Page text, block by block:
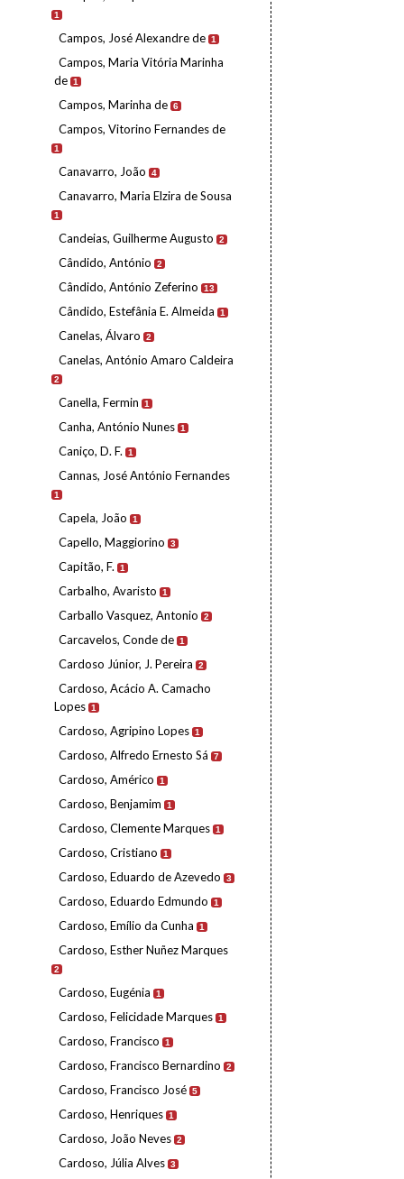
1
Campos, José Alexandre de 1
Campos, Maria Vitória Marinha
de 1
Campos, Marinha de 6
Campos, Vitorino Fernandes de
1
Canavarro, João 4
Canavarro, Maria Elzira de Sousa
1
Candeias, Guilherme Augusto 2
Cândido, António 2
Cândido, António Zeferino 13
Cândido, Estefânia E. Almeida 1
Canelas, Álvaro 2
Canelas, António Amaro Caldeira
2
Canella, Fermin 1
Canha, António Nunes 1
Caniço, D. F. 1
Cannas, José António Fernandes
1
Capela, João 1
Capello, Maggiorino 3
Capitão, F. 1
Carbalho, Avaristo 1
Carballo Vasquez, Antonio 2
Carcavelos, Conde de 1
Cardoso Júnior, J. Pereira 2
Cardoso, Acácio A. Camacho
Lopes 1
Cardoso, Agripino Lopes 1
Cardoso, Alfredo Ernesto Sá 7
Cardoso, Américo 1
Cardoso, Benjamim 1
Cardoso, Clemente Marques 1
Cardoso, Cristiano 1
Cardoso, Eduardo de Azevedo 3
Cardoso, Eduardo Edmundo 1
Cardoso, Emílio da Cunha 1
Cardoso, Esther Nuñez Marques
2
Cardoso, Eugénia 1
Cardoso, Felicidade Marques 1
Cardoso, Francisco 1
Cardoso, Francisco Bernardino 2
Cardoso, Francisco José 5
Cardoso, Henriques 1
Cardoso, João Neves 2
Cardoso, Júlia Alves 3